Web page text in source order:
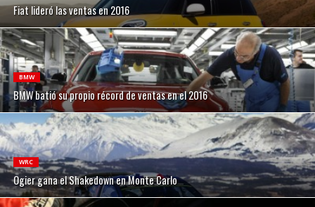
Fiat lideró las ventas en 2016
BMW
BMW batió su propio récord de ventas en el 2016
WRC
Ogier gana el Shakedown en Monte Carlo